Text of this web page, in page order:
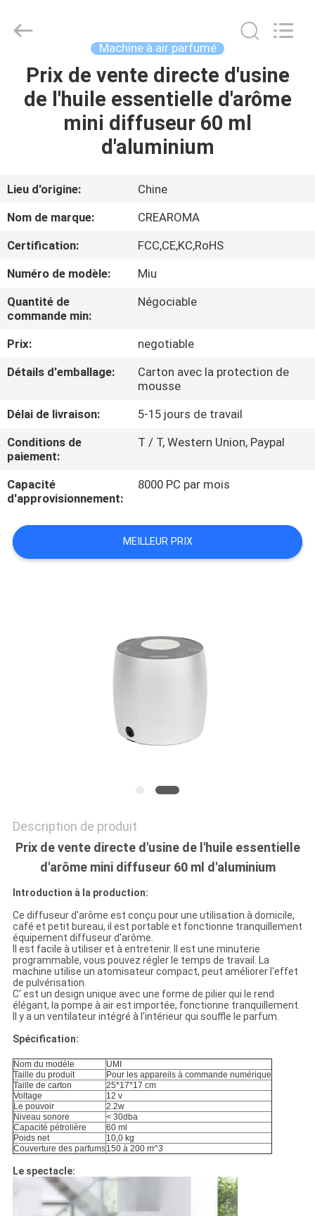
MAISON
PRODUITS
VR
AU
SUJET
DE
NOUS
D'USINE
CONTRÔLE
DE
QUALITÉ
CONTACTEZ-
POLITIQUE
CONFIDENTIALITÉ
Online
Market.
Developed
Machine à air parfumé
Prix de vente directe d'usine
de l'huile essentielle d'arôme
mini diffuseur 60 ml
d'aluminium
Lieu d'origine:
Chine
Nom de marque:
CREAROMA
Certification:
FCC,CE,KC,RoHS
Numéro de modèle:
Miu
Quantité de
commande min:
Négociable
Prix:
negotiable
Détails d'emballage:
Carton avec la protection de
mousse
Délai de livraison:
5-15 jours de travail
Conditions de
paiement:
T / T, Western Union, Paypal
Capacité
d'approvisionnement:
8000 PC par mois
MEILLEUR PRIX
Description de produit
Prix de vente directe d'usine de l'huile essentielle
d'arôme mini diffuseur 60 ml d'aluminium
Introduction à la production:
Ce diffuseur d'arôme est conçu pour une utilisation à domicile,
café et petit bureau, il est portable et fonctionne tranquillement
équipement diffuseur d'arôme.
Il est facile à utiliser et à entretenir. Il est une minuterie
programmable, vous pouvez régler le temps de travail. La
machine utilise un atomisateur compact, peut améliorer l'effet
de pulvérisation.
C' est un design unique avec une forme de pilier qui le rend
élégant, la pompe à air est importée, fonctionne tranquillement.
Il y a un ventilateur intégré à l'intérieur qui souffle le parfum.
Spécification:
Nom du modèle
UMI
Taille du produit
Pour les appareils à commande numérique
Taille de carton
25*17*17 cm
Voltage
12 v
Le pouvoir
2.2w
Niveau sonore
< 30dba
Capacité pétrolière
60 ml
Poids net
10,0 kg
Couverture des parfums150 à 200 m^3
Le spectacle: